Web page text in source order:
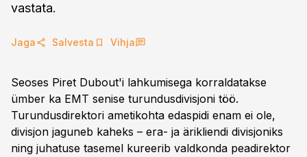
vastata.
Jaga Salvesta Vihja
Seoses Piret Dubout'i lahkumisega korraldatakse
ümber ka EMT senise turundusdivisjoni töö.
Turundusdirektori ametikohta edaspidi enam ei ole,
divisjon jaguneb kaheks – era- ja ärikliendi divisjoniks
ning juhatuse tasemel kureerib valdkonda peadirektor